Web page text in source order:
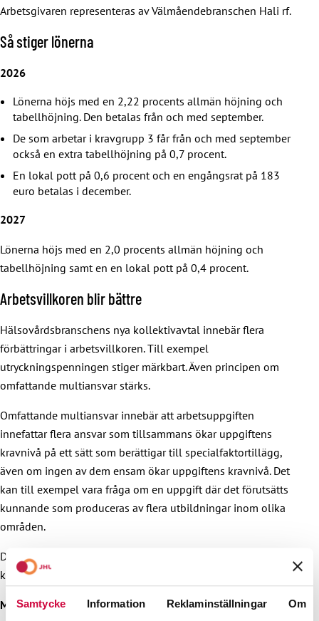
Samtycke Information Reklaminställningar Om
Arbetsgivaren representeras av Välmåendebranschen Hali rf.
Så stiger lönerna
2026
Lönerna höjs med en 2,22 procents allmän höjning och
tabellhöjning. Den betalas från och med september.
De som arbetar i kravgrupp 3 får från och med september
också en extra tabellhöjning på 0,7 procent.
En lokal pott på 0,6 procent och en engångsrat på 183
euro betalas i december.
2027
Lönerna höjs med en 2,0 procents allmän höjning och
tabellhöjning samt en en lokal pott på 0,4 procent.
Arbetsvillkoren blir bättre
Hälsovårdsbranschens nya kollektivavtal innebär flera
förbättringar i arbetsvillkoren. Till exempel
utryckningspenningen stiger märkbart. Även principen om
omfattande multiansvar stärks.
Omfattande multiansvar innebär att arbetsuppgiften
innefattar flera ansvar som tillsammans ökar uppgiftens
kravnivå på ett sätt som berättigar till specialfaktortillägg,
även om ingen av dem ensam ökar uppgiftens kravnivå. Det
kan till exempel vara fråga om en uppgift där det förutsätts
kunnande som produceras av flera utbildningar inom olika
områden.
Du kan bekanta dig närmare med hälsovårdsbranschens nya
kollektivavtal
Mer information: